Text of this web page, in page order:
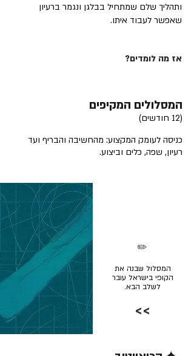
ותהליך שלם שמתחיל בבלגן ונגמר ברעיון
שאפשר לעבוד איתו.
אז מה לומדים?
המסלולים המקיפים
(12 חודשים)
כניסה לעומק המקצוע: מהחשיבה והבריף ועד
רעיון, שפה, כלים וביצוע.
המסלול שבנה את
הקופי בישראל עובר
לשלב הבא.
✏️
>>